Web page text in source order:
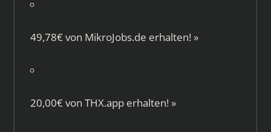
49,78€ von MikroJobs.de erhalten! »
20,00€ von THX.apperhalten! »